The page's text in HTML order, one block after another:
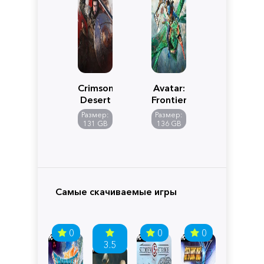
Crimson
Desert
Размер:
131 GB
Avatar:
Frontiers
of
Pandora
Размер:
136 GB
Самые скачиваемые игры
0
3.5
0 0